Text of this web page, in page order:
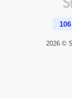
2026 ©